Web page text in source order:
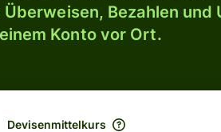
Bezahlen und
Konto vor Ort.
Devisenmittelkurs